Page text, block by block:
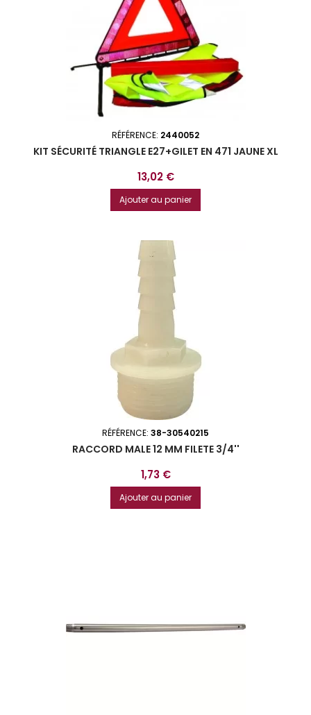
RÉFÉRENCE: 2440052
KIT SÉCURITÉ TRIANGLE E27+GILET EN 471 JAUNE XL
Prix
13,02 €
Ajouter au panier
RÉFÉRENCE: 38-30540215
RACCORD MALE 12 MM FILETE 3/4''
Prix
1,73 €
Ajouter au panier